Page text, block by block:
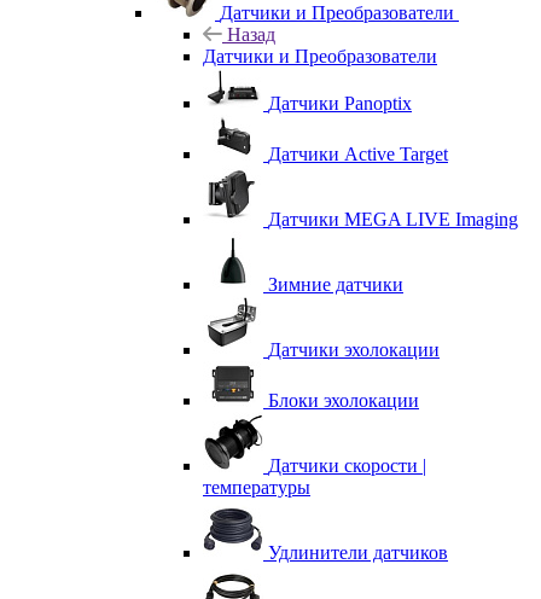
Датчики и Преобразователи
Назад
Датчики и Преобразователи
Датчики Panoptix
Датчики Active Target
Датчики MEGA LIVE Imaging
Зимние датчики
Датчики эхолокации
Блоки эхолокации
Датчики скорости |
температуры
Удлинители датчиков